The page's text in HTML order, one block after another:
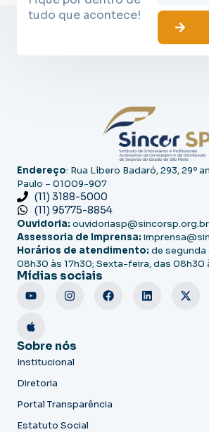
tudo que acontece!
Endereço: Rua Líbero Badaró, 293, 29º
Paulo – 01009-907
(11) 3188-5000
(11) 95775-8854
Ouvidoria: ouvidoriasp@sincorsp.org.br
Assessoria de Imprensa:
Horários de atendimento: de
08h30 às 17h30; Sexta-feira, das 08h30
Mídias sociais
Sobre nós
Institucional
Diretoria
Portal Transparência
Estatuto Social